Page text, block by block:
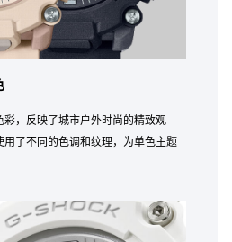
，反映了城市户外时尚的精致观
了不同的色调和纹理，为单色主题